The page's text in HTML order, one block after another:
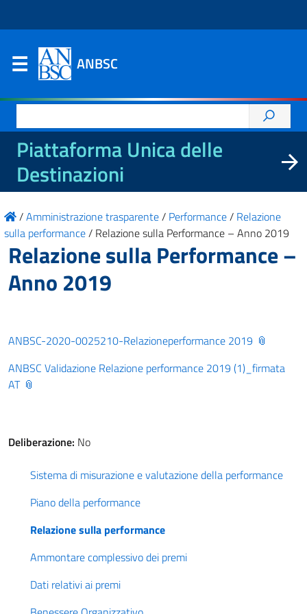
ANBSC
per:
Piattaforma Unica delle
Destinazioni
/Amministrazione trasparente/ Performance/ Relazione
sulla performance/ Relazione sulla Performance – Anno 2019
Relazione sulla Performance –
Anno 2019
ANBSC-2020-0025210-Relazioneperformance 2019
ANBSC Validazione Relazione performance 2019 (1)_firmata
AT
Deliberazione: No
Sistema di misurazione e valutazione della performance
Piano della performance
Relazione sulla performance
Ammontare complessivo dei premi
Dati relativi ai premi